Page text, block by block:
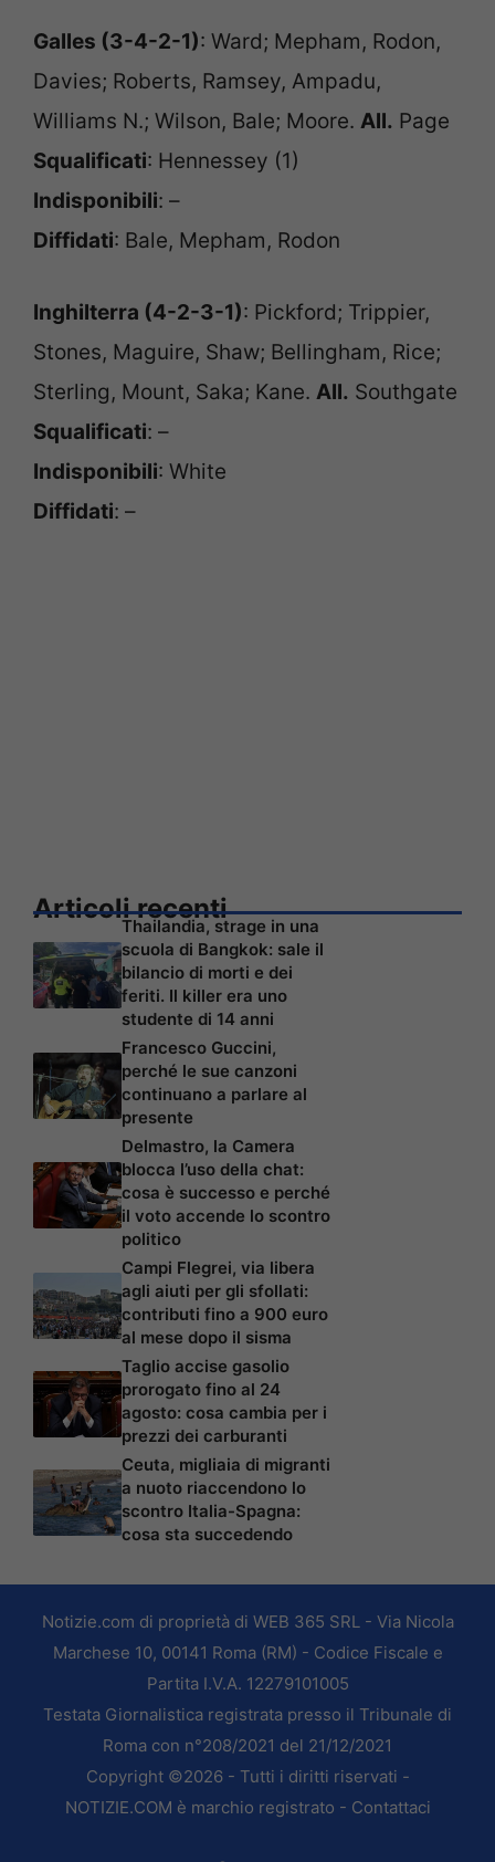
Galles (3-4-2-1): Ward; Mepham, Rodon,
Davies; Roberts, Ramsey, Ampadu,
Williams N.; Wilson, Bale; Moore. All. Page
Squalificati: Hennessey (1)
Indisponibili: –
Diffidati: Bale, Mepham, Rodon
Inghilterra (4-2-3-1): Pickford; Trippier,
Stones, Maguire, Shaw; Bellingham, Rice;
Sterling, Mount, Saka; Kane. All. Southgate
Squalificati: –
Indisponibili: White
Diffidati: –
Articoli recenti
Thailandia, strage in una
scuola di Bangkok: sale il
bilancio di morti e dei
feriti. Il killer era uno
studente di 14 anni
Francesco Guccini,
perché le sue canzoni
continuano a parlare al
presente
Delmastro, la Camera
blocca l’uso della chat:
cosa è successo e perché
il voto accende lo scontro
politico
Campi Flegrei, via libera
agli aiuti per gli sfollati:
contributi fino a 900 euro
al mese dopo il sisma
Taglio accise gasolio
prorogato fino al 24
agosto: cosa cambia per i
prezzi dei carburanti
Ceuta, migliaia di migranti
a nuoto riaccendono lo
scontro Italia-Spagna:
cosa sta succedendo
Notizie.com di proprietà di WEB 365 SRL - Via Nicola
Marchese 10, 00141 Roma (RM) - Codice Fiscale e
Partita I.V.A. 12279101005
Testata Giornalistica registrata presso il Tribunale di
Roma con n°208/2021 del 21/12/2021
Copyright ©2026 - Tutti i diritti riservati -
NOTIZIE.COM è marchio registrato - Contattaci